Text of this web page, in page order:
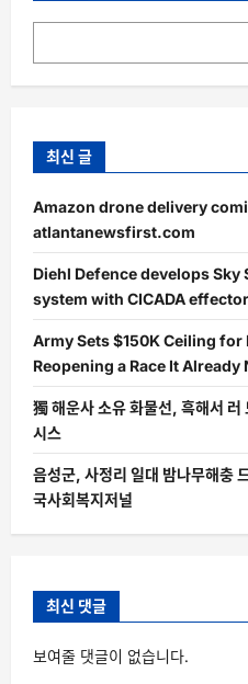
최신 글
Amazon drone delivery
atlantanewsfirst.com
Diehl Defence develops
system with CICADA
Army Sets $150K Ceiling
Reopening a Race It Already
獨 해운사 소유 화물선, 흑해서
시스
음성군, 사정리 일대 밤나무해충
국사회복지저널
최신 댓글
보여줄 댓글이 없습니다.